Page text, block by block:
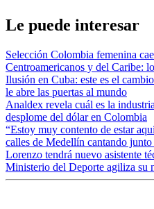
Le puede interesar
Selección Colombia femenina
Centroamericanos y del Caribe:
Ilusión en Cuba: este es el
le abre las puertas al mundo
Analdex revela cuál es la
desplome del dólar en Colombia
“Estoy muy contento de estar
calles de Medellín cantando
Lorenzo tendrá nuevo asistente
Ministerio del Deporte agiliza su